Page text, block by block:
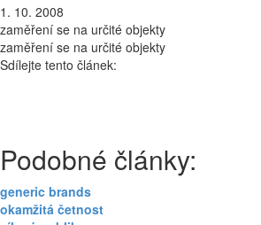
1. 10. 2008
zaměření se na určité objekty
zaměření se na určité objekty
Sdílejte tento článek:
Podobné články:
generic brands
okamžitá četnost